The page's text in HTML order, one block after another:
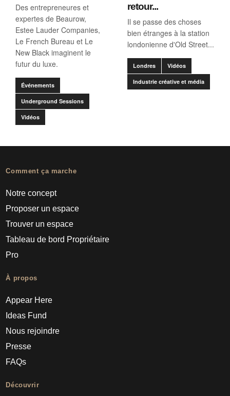
Des entrepreneures et
expertes de Beaurow,
Estee Lauder Companies,
Le French Bureau et Le
New Black imaginent le
futur du luxe.
Événements
Underground Sessions
Vidéos
retour...
Il se passe des choses
bien étranges à la station
londonienne d'Old Street...
Londres Vidéos
Industrie créative et média
Comment ça marche
Notre concept
Proposer un espace
Trouver un espace
Tableau de bord Propriétaire
Pro
À propos
Appear Here
Ideas Fund
Nous rejoindre
Presse
FAQs
Découvrir